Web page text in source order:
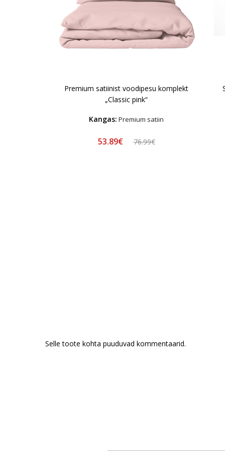
Premium satiinist voodipesu komplekt
„Classic pink“
Kangas: Premium satiin
53.89€ 76.99€
Selle toote kohta puuduvad kommentaarid.